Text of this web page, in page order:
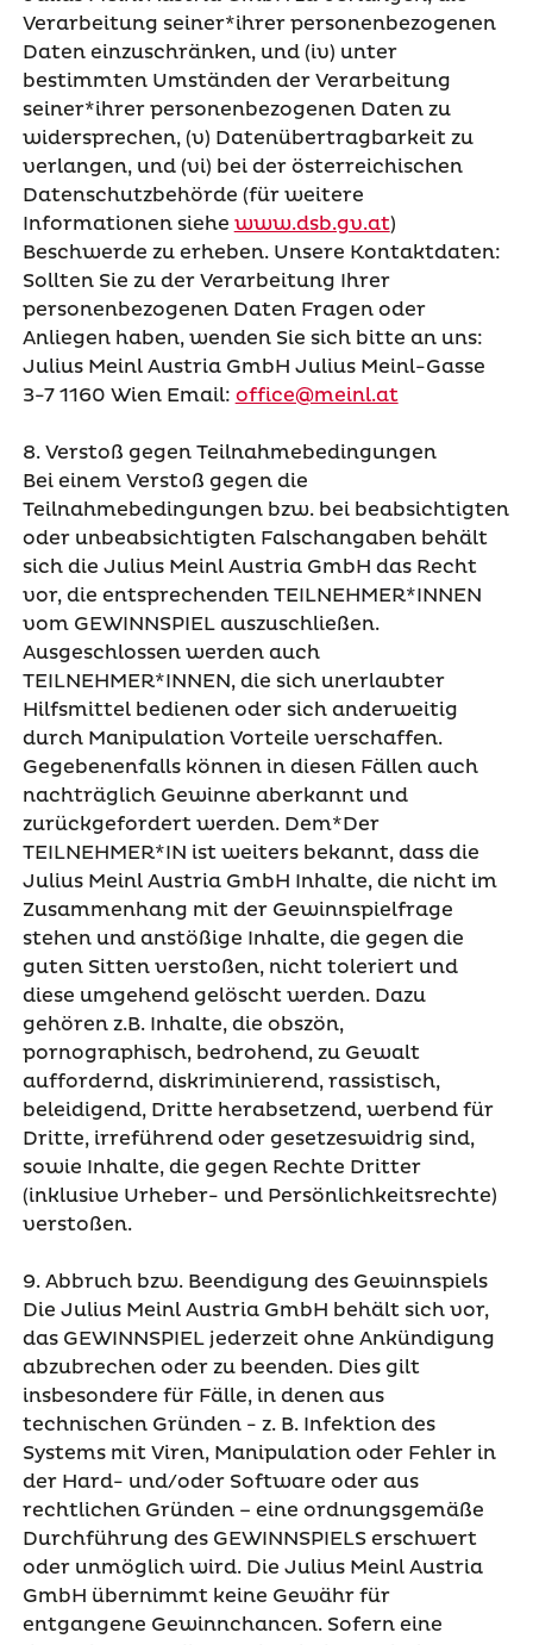
Verarbeitung seiner*ihrer personenbezogenen
Daten einzuschränken, und (iv) unter
bestimmten Umständen der Verarbeitung
seiner*ihrer personenbezogenen Daten zu
widersprechen, (v) Datenübertragbarkeit zu
verlangen, und (vi) bei der österreichischen
Datenschutzbehörde (für weitere
Informationen siehe www.dsb.gv.at)
Beschwerde zu erheben. Unsere Kontaktdaten:
Sollten Sie zu der Verarbeitung Ihrer
personenbezogenen Daten Fragen oder
Anliegen haben, wenden Sie sich bitte an uns:
Julius Meinl Austria GmbH Julius Meinl-Gasse
3-7 1160 Wien Email: office@meinl.at
8. Verstoß gegen Teilnahmebedingungen
Bei einem Verstoß gegen die
Teilnahmebedingungen bzw. bei beabsichtigten
oder unbeabsichtigten Falschangaben behält
sich die Julius Meinl Austria GmbH das Recht
vor, die entsprechenden TEILNEHMER*INNEN
vom GEWINNSPIEL auszuschließen.
Ausgeschlossen werden auch
TEILNEHMER*INNEN, die sich unerlaubter
Hilfsmittel bedienen oder sich anderweitig
durch Manipulation Vorteile verschaffen.
Gegebenenfalls können in diesen Fällen auch
nachträglich Gewinne aberkannt und
zurückgefordert werden. Dem*Der
TEILNEHMER*IN ist weiters bekannt, dass die
Julius Meinl Austria GmbH Inhalte, die nicht im
Zusammenhang mit der Gewinnspielfrage
stehen und anstößige Inhalte, die gegen die
guten Sitten verstoßen, nicht toleriert und
diese umgehend gelöscht werden. Dazu
gehören z.B. Inhalte, die obszön,
pornographisch, bedrohend, zu Gewalt
auffordernd, diskriminierend, rassistisch,
beleidigend, Dritte herabsetzend, werbend für
Dritte, irreführend oder gesetzeswidrig sind,
sowie Inhalte, die gegen Rechte Dritter
(inklusive Urheber- und Persönlichkeitsrechte)
verstoßen.
9. Abbruch bzw. Beendigung des Gewinnspiels
Die Julius Meinl Austria GmbH behält sich vor,
das GEWINNSPIEL jederzeit ohne Ankündigung
abzubrechen oder zu beenden. Dies gilt
insbesondere für Fälle, in denen aus
technischen Gründen - z. B. Infektion des
Systems mit Viren, Manipulation oder Fehler in
der Hard- und/oder Software oder aus
rechtlichen Gründen – eine ordnungsgemäße
Durchführung des GEWINNSPIELS erschwert
oder unmöglich wird. Die Julius Meinl Austria
GmbH übernimmt keine Gewähr für
entgangene Gewinnchancen. Sofern eine